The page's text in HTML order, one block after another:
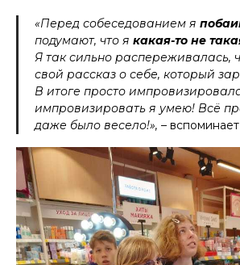
«Перед собеседованием я
подумают, что я какая-то не
Я так сильно распереживалась,
свой рассказ о себе, который
В итоге просто
импровизировать я умею! Всё
даже было весело!», –